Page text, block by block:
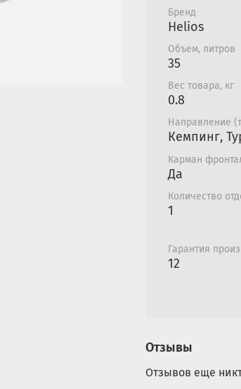
Большое
2 внешних
Карман из
Удобная
Возможно
Материал
Бренд
Helios
Объем, литров
35
Вес товара, кг
0.8
Направление
Кемпинг,
Карман
Да
Количество
1
Гарантия
12
Отзывы
Отзывов еще